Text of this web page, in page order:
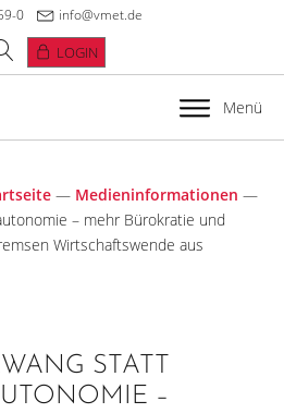
0 info@vmet.de
LOGIN
Menü
— Medieninformationen —
– mehr Bürokratie und
Wirtschaftswende aus
STATT
–